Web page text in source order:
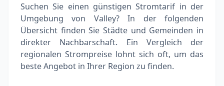
Suchen Sie einen günstigen Stromtarif in der
Umgebung von Valley? In der folgenden
Übersicht finden Sie Städte und Gemeinden in
direkter Nachbarschaft. Ein Vergleich der
regionalen Strompreise lohnt sich oft, um das
beste Angebot in Ihrer Region zu finden.